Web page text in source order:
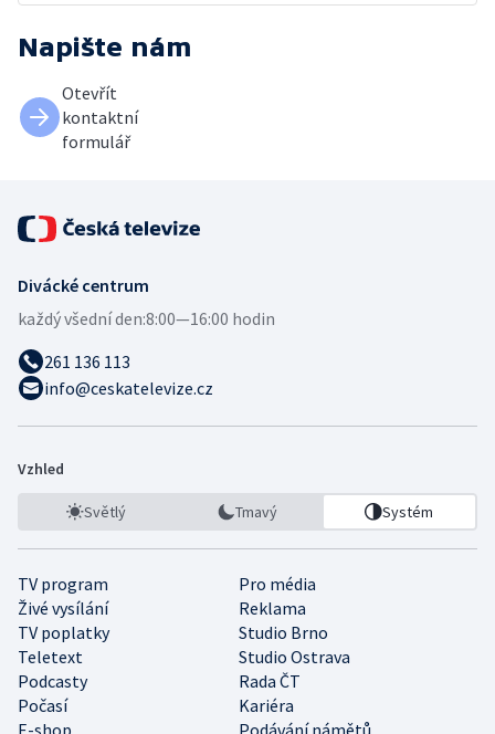
Napište nám
Otevřít
kontaktní
formulář
Divácké centrum
každý všední den:8:00—16:00 hodin
261 136 113
info@ceskatelevize.cz
Vzhled
Světlý Tmavý Systém
TV program
Pro média
Živé vysílání
Reklama
TV poplatky
Studio Brno
Teletext
Studio Ostrava
Podcasty
Rada ČT
Počasí
Kariéra
E-shop
Podávání námětů